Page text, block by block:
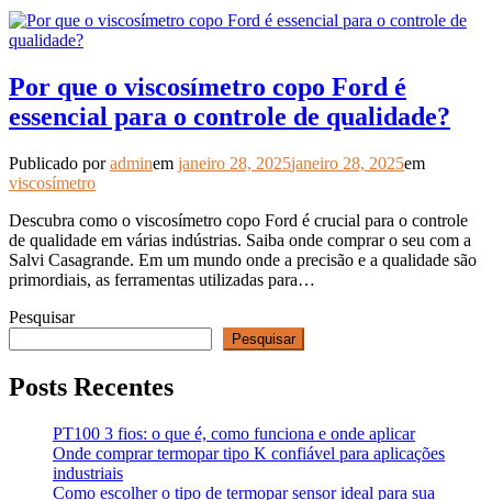
Por que o viscosímetro copo Ford é
essencial para o controle de qualidade?
Publicado poradminem janeiro 28, 2025janeiro 28, 2025em
viscosímetro
Descubra como o viscosímetro copo Ford é crucial para o controle
de qualidade em várias indústrias. Saiba onde comprar o seu com a
Salvi Casagrande. Em um mundo onde a precisão e a qualidade são
primordiais, as ferramentas utilizadas para…
Pesquisar
Pesquisar
Posts Recentes
PT100 3 fios: o que é, como funciona e onde aplicar
Onde comprar termopar tipo K confiável para aplicações
industriais
Como escolher o tipo de termopar sensor ideal para sua